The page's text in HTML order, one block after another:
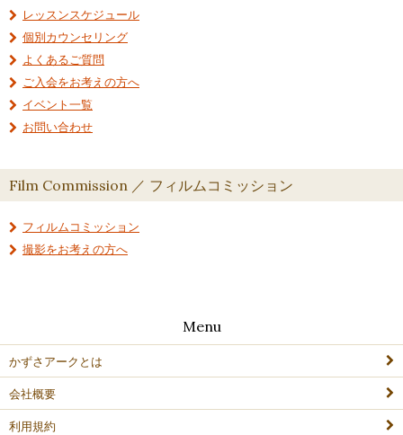
レッスンスケジュール
個別カウンセリング
よくあるご質問
ご入会をお考えの方へ
イベント一覧
お問い合わせ
Film Commission ／ フィルムコミッション
フィルムコミッション
撮影をお考えの方へ
Menu
かずさアークとは
会社概要
利用規約